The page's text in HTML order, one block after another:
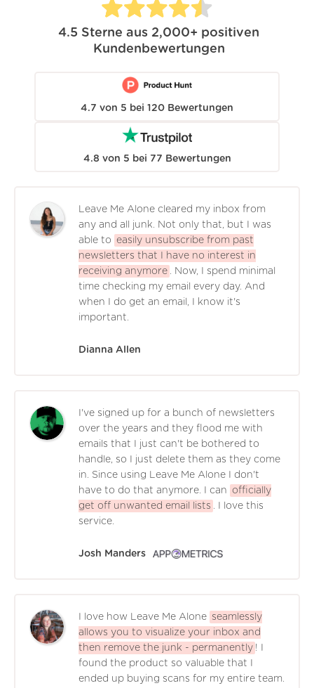
4.5 Sterne aus 2,000+ positiven
Kundenbewertungen
4.7 von 5 bei 120 Bewertungen
4.8 von 5 bei 77 Bewertungen
Leave Me Alone cleared my inbox from
any and all junk. Not only that, but I was
able to easily unsubscribe from past
newsletters that I have no interest in
receiving anymore
. Now, I spend minimal
time checking my email every day. And
when I do get an email, I know it's
important.
Dianna Allen
I've signed up for a bunch of newsletters
over the years and they flood me with
emails that I just can't be bothered to
handle, so I just delete them as they come
in. Since using Leave Me Alone I don't
have to do that anymore. I can
officially
get off unwanted email lists
. I love this
service.
Josh Manders
I love how Leave Me Alone seamlessly
allows you to visualize your inbox and
then remove the junk - permanently ! I
found the product so valuable that I
ended up buying scans for my entire team.